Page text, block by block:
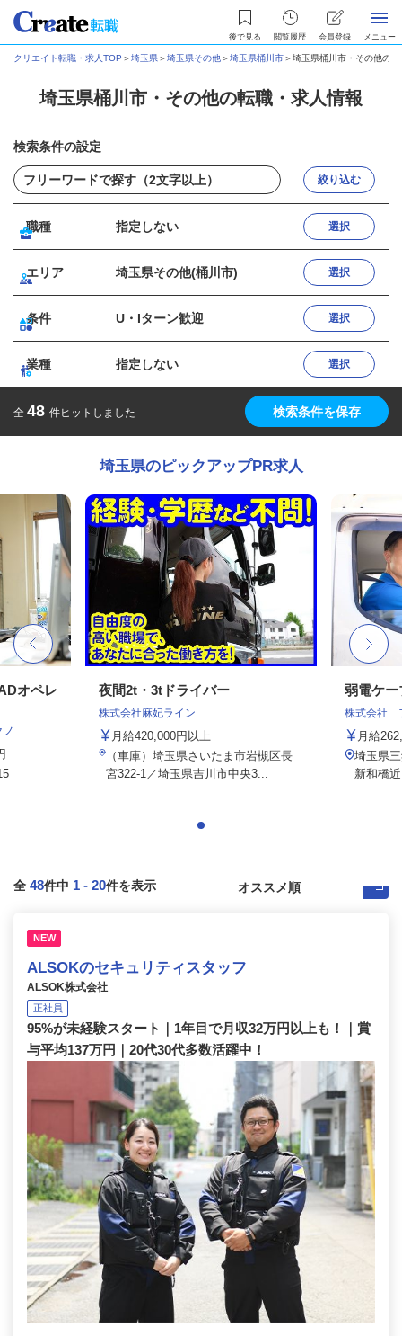
後で見る 閲覧履歴 会員登録 メニュー
クリエイト転職・求人TOP ＞埼玉県＞埼玉県その他＞埼玉県桶川市＞埼玉県桶川市・その他の
埼玉県桶川市・その他の転職・求人情報
検索条件の設定
絞り込む
職種 指定しない 選択
エリア 埼玉県その他(桶川市) 選択
条件 U・Iターン歓迎 選択
業種 指定しない 選択
全 48 件ヒットしました 検索条件を保存
埼玉県のピックアップPR求人
オペレ
ノ
夜間2t・3tドライバー
株式会社麻妃ライン
月給420,000円以上
（車庫）埼玉県さいたま市岩槻区長
宮322-1／埼玉県吉川市中央3...
弱電ケー
株式会社
月給
埼玉県
新和橋
全 48件中 1 - 20件を表示
NEW
ALSOKのセキュリティスタッフ
ALSOK株式会社
正社員
95%が未経験スタート｜1年目で月収32万円以上も！｜賞
与平均137万円｜20代30代多数活躍中！